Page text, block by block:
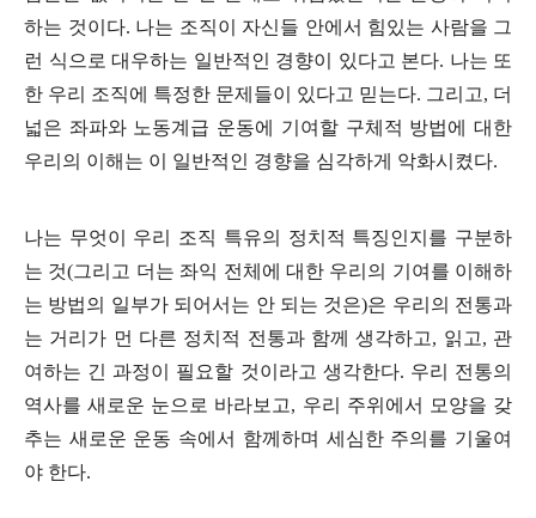
하는 것이다. 나는 조직이 자신들 안에서 힘있는 사람을 그
런 식으로 대우하는 일반적인 경향이 있다고 본다. 나는 또
한 우리 조직에 특정한 문제들이 있다고 믿는다. 그리고, 더
넓은 좌파와 노동계급 운동에 기여할 구체적 방법에 대한
우리의 이해는 이 일반적인 경향을 심각하게 악화시켰다.
나는 무엇이 우리 조직 특유의 정치적 특징인지를 구분하
는 것(그리고 더는 좌익 전체에 대한 우리의 기여를 이해하
는 방법의 일부가 되어서는 안 되는 것은)은 우리의 전통과
는 거리가 먼 다른 정치적 전통과 함께 생각하고, 읽고, 관
여하는 긴 과정이 필요할 것이라고 생각한다. 우리 전통의
역사를 새로운 눈으로 바라보고, 우리 주위에서 모양을 갖
추는 새로운 운동 속에서 함께하며 세심한 주의를 기울여
야 한다.